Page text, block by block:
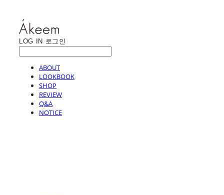
LOG IN 로그인
ABOUT
LOOKBOOK
SHOP
REVIEW
Q&A
NOTICE